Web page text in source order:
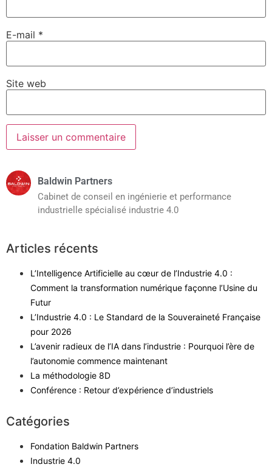
E-mail *
Site web
Baldwin Partners
Cabinet de conseil en ingénierie et performance
industrielle spécialisé industrie 4.0
Articles récents
L’Intelligence Artificielle au cœur de l’Industrie 4.0 :
Comment la transformation numérique façonne l’Usine du
Futur
L’Industrie 4.0 : Le Standard de la Souveraineté Française
pour 2026
L’avenir radieux de l’IA dans l’industrie : Pourquoi l’ère de
l’autonomie commence maintenant
La méthodologie 8D
Conférence : Retour d’expérience d’industriels
Catégories
Fondation Baldwin Partners
Industrie 4.0